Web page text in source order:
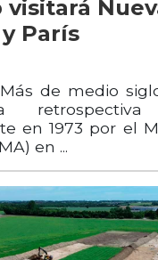
visitará
París
de medio
retrospectiva
en 1973 por el
en ...